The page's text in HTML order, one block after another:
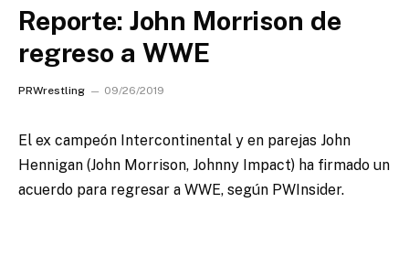
Reporte: John Morrison de
regreso a WWE
PRWrestling 09/26/2019
El ex campeón Intercontinental y en parejas John
Hennigan (John Morrison, Johnny Impact) ha firmado un
acuerdo para regresar a WWE, según PWInsider.